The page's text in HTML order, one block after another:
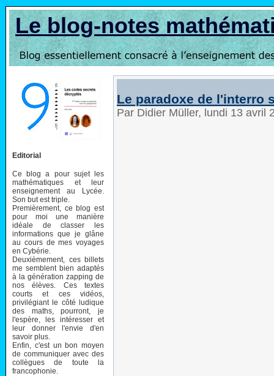
Le blog-notes
Editorial
Ce blog a pour sujet les
mathématiques et leur
enseignement au Lycée.
Son but est triple.
Premièrement, ce blog est
pour moi une manière
idéale de classer les
informations que je glâne
au cours de mes voyages
en Cybérie.
Deuxièmement, ces billets
me semblent bien adaptés
à la génération zapping de
nos élèves. Ces textes
courts et ces vidéos,
privilégiant le côté ludique
des maths, pourront, je
l'espère, les intéresser et
leur donner l'envie d'en
savoir plus.
Enfin, c'est un bon moyen
de communiquer avec des
collègues de toute la
francophonie.
Le paradoxe de l'interro
Par Didier Müller, lundi 13 avril